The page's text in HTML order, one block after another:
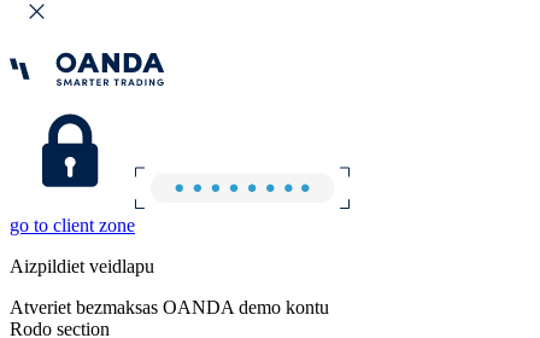
go to client zone
Aizpildiet veidlapu
Atveriet bezmaksas OANDA demo kontu
Rodo section